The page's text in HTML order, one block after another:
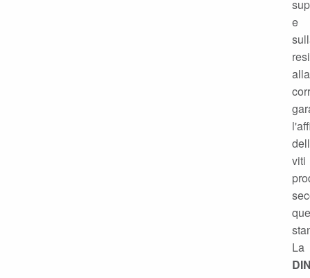
e
alla
viti
La